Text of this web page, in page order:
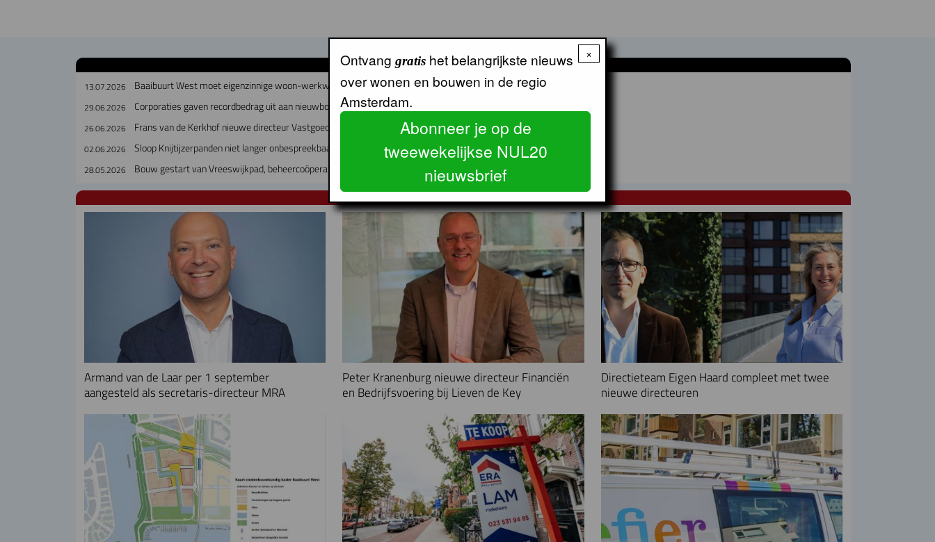
GERELATEERDE ARTIKELEN
13.07.2026 Baaibuurt West moet eigenzinnige woon-werkwijk worden
29.06.2026 Corporaties gaven recordbedrag uit aan nieuwbouw en instandhouding
26.06.2026 Frans van de Kerkhof nieuwe directeur Vastgoed bij Rochdale
02.06.2026 Sloop Knijtijzerpanden niet langer onbespreekbaar
28.05.2026 Bouw gestart van Vreeswijkpad, beheercoöperatie Amsterdam-Zuidoost
Armand van de Laar per 1 september
aangesteld als secretaris-directeur MRA
Peter Kranenburg nieuwe directeur Financiën
en Bedrijfsvoering bij Lieven de Key
Directieteam Eigen Haard compleet met twee
nieuwe directeuren
×
Ontvang gratis het belangrijkste nieuws
over wonen en bouwen in de regio
Amsterdam.
Abonneer je op de
tweewekelijkse NUL20
nieuwsbrief